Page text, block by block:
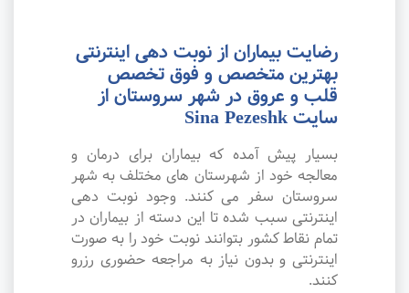
رضایت بیماران از نوبت دهی اینترنتی
بهترین متخصص و فوق تخصص
قلب و عروق در شهر سروستان از
سایت Sina Pezeshk
بسیار پیش آمده که بیماران برای درمان و
معالجه خود از شهرستان های مختلف به شهر
سروستان سفر می کنند. وجود نوبت دهی
اینترنتی سبب شده تا این دسته از بیماران در
تمام نقاط کشور بتوانند نوبت خود را به صورت
اینترنتی و بدون نیاز به مراجعه حضوری رزرو
کنند.